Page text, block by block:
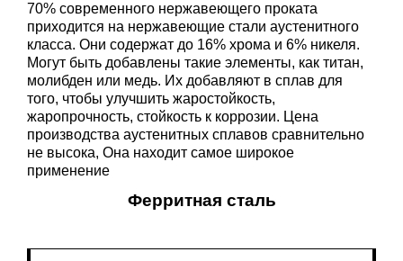
70% современного нержавеющего проката
приходится на нержавеющие стали аустенитного
класса. Они содержат до 16% хрома и 6% никеля.
Могут быть добавлены такие элементы, как титан,
молибден или медь. Их добавляют в сплав для
того, чтобы улучшить жаростойкость,
жаропрочность, стойкость к коррозии. Цена
производства аустенитных сплавов сравнительно
не высока, Она находит самое широкое
применение
Ферритная сталь